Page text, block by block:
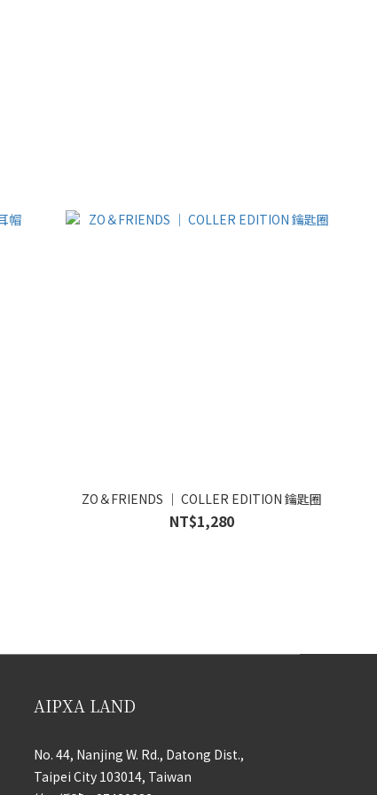
ZO＆FRIENDS ｜ COLLER EDITION 鑰匙圈
NT$1,280
AIPXA LAND
No. 44, Nanjing W. Rd., Datong Dist.,
Taipei City 103014, Taiwan